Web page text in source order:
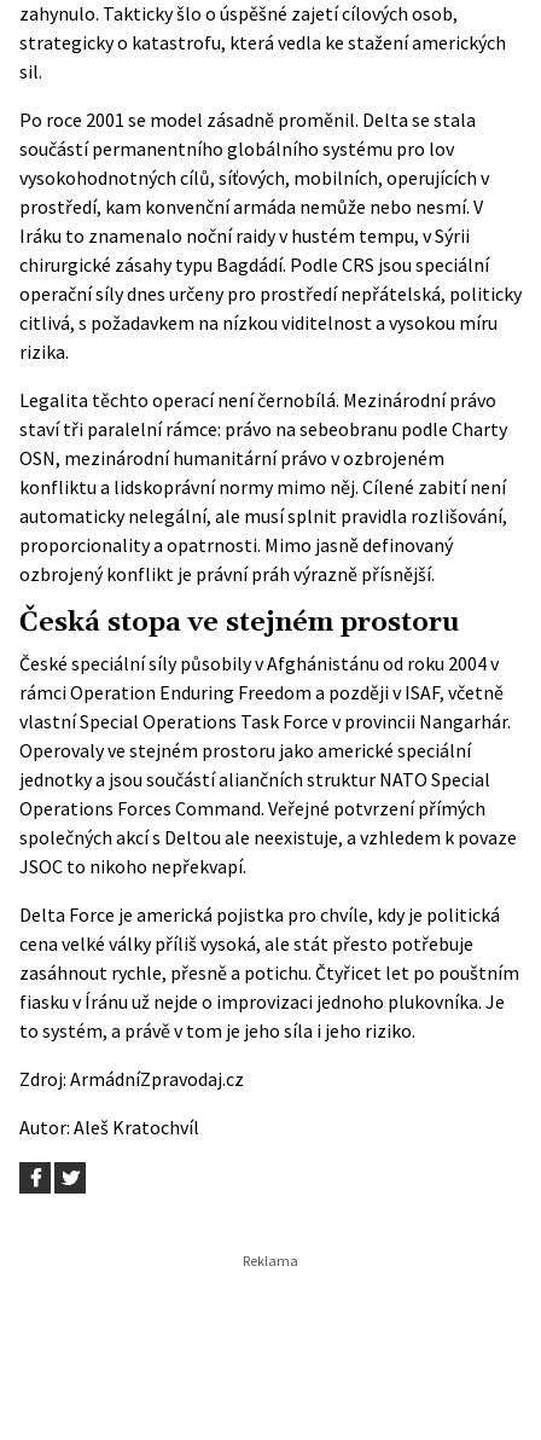
zahynulo. Takticky šlo o úspěšné zajetí cílových osob,
strategicky o katastrofu, která vedla ke stažení amerických
sil.
Po roce 2001 se model zásadně proměnil. Delta se stala
součástí permanentního globálního systému pro lov
vysokohodnotných cílů, síťových, mobilních, operujících v
prostředí, kam konvenční armáda nemůže nebo nesmí. V
Iráku to znamenalo noční raidy v hustém tempu, v Sýrii
chirurgické zásahy typu Bagdádí. Podle CRS jsou speciální
operační síly dnes určeny pro prostředí nepřátelská, politicky
citlivá, s požadavkem na nízkou viditelnost a vysokou míru
rizika.
Legalita těchto operací není černobílá. Mezinárodní právo
staví tři paralelní rámce: právo na sebeobranu podle Charty
OSN, mezinárodní humanitární právo v ozbrojeném
konfliktu a lidskoprávní normy mimo něj. Cílené zabití není
automaticky nelegální, ale musí splnit pravidla rozlišování,
proporcionality a opatrnosti. Mimo jasně definovaný
ozbrojený konflikt je právní práh výrazně přísnější.
Česká stopa ve stejném prostoru
České speciální síly působily v Afghánistánu od roku 2004 v
rámci Operation Enduring Freedom a později v ISAF, včetně
vlastní Special Operations Task Force v provincii Nangarhár.
Operovaly ve stejném prostoru jako americké speciální
jednotky a jsou součástí aliančních struktur NATO Special
Operations Forces Command. Veřejné potvrzení přímých
společných akcí s Deltou ale neexistuje, a vzhledem k povaze
JSOC to nikoho nepřekvapí.
Delta Force je americká pojistka pro chvíle, kdy je politická
cena velké války příliš vysoká, ale stát přesto potřebuje
zasáhnout rychle, přesně a potichu. Čtyřicet let po pouštním
fiasku v Íránu už nejde o improvizaci jednoho plukovníka. Je
to systém, a právě v tom je jeho síla i jeho riziko.
Zdroj: ArmádníZpravodaj.cz
Autor: Aleš Kratochvíl